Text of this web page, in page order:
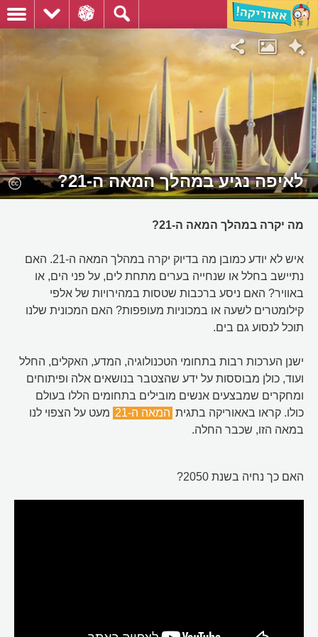
לאיפה נגיע במהלך המאה ה-21?
מה יקרה במהלך המאה ה-21?
איש לא יודע כמובן מה בדיוק יקרה במהלך המאה ה-21. האם
נתיישב בחלל או שנחייה בערים מתחת לים, על פני הים, או
באוויר? האם ניסע ברכבות שטסות במהירויות של אלפי
קילומטרים לשעה או במכוניות מעופפות? האם המכונית שלנו
תוכל לנסוע גם בים.
ישנן הערכות רבות בתחומי הטכנולוגיה, המדע, האקלים, החלל
ועוד, כולן מבוססות על ידע שהצטבר בנושאים אלה ופיתוחים
ומחקרים שמבצעים אנשים מובילים בתחומים הללו בעולם
כולו. קראו באאוריקה בתגית המאה ה-21
מעט על הצפוי לנו
במאה הזו, שכבר החלה.
האם כך נחיה בשנת 2050?